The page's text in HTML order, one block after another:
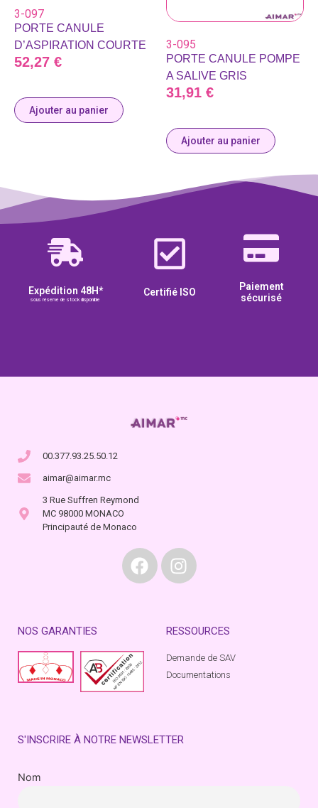
3-097
PORTE CANULE
D’ASPIRATION COURTE
52,27 €
Ajouter au panier
3-095
PORTE CANULE POMPE
A SALIVE GRIS
31,91 €
Ajouter au panier
Expédition 48H*
sous réserve de stock disponible
Certifié ISO
Paiement
sécurisé
00.377.93.25.50.12
aimar@aimar.mc
3 Rue Suffren Reymond
MC 98000 MONACO
Principauté de Monaco
NOS GARANTIES RESSOURCES
Demande de SAV
Documentations
S'INSCRIRE À NOTRE NEWSLETTER
Nom